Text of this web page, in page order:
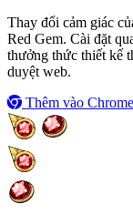
Thay đổi cảm giác
Red Gem. Cài đặt
thưởng thức thiết kế
duyệt web.
Thêm vào